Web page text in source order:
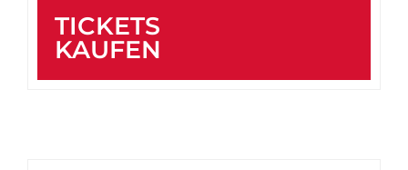
TICKETS
KAUFEN